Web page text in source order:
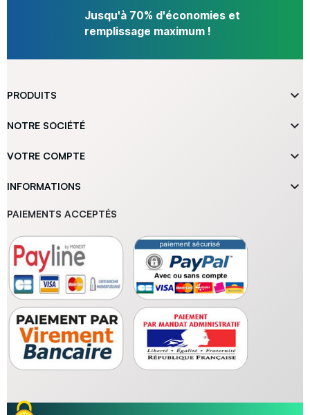
Jusqu'à 70% d'économies et
remplissage maximum !
PRODUITS 
NOTRE SOCIÉTÉ 
VOTRE COMPTE 
INFORMATIONS 
PAIEMENTS ACCEPTÉS